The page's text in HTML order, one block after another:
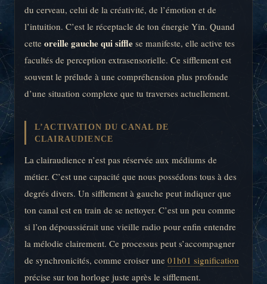
du cerveau, celui de la créativité, de l’émotion et de
l’intuition. C’est le réceptacle de ton énergie Yin. Quand
cette oreille gauche qui siffle se manifeste, elle active tes
facultés de perception extrasensorielle. Ce sifflement est
souvent le prélude à une compréhension plus profonde
d’une situation complexe que tu traverses actuellement.
L’ACTIVATION DU CANAL DE
CLAIRAUDIENCE
La clairaudience n’est pas réservée aux médiums de
métier. C’est une capacité que nous possédons tous à des
degrés divers. Un sifflement à gauche peut indiquer que
ton canal est en train de se nettoyer. C’est un peu comme
si l’on dépoussiérait une vieille radio pour enfin entendre
la mélodie clairement. Ce processus peut s’accompagner
de synchronicités, comme croiser une 01h01 signification
précise sur ton horloge juste après le sifflement.